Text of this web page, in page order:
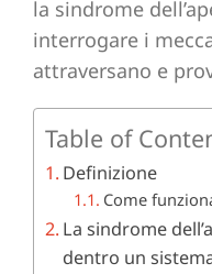
la sindrome
interrogare i
attraversano e
Table of
Definizione
Come
La sindrome
dentro un